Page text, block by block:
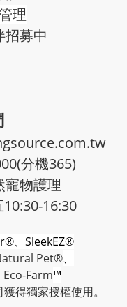
理
招募中
分機365)
護理
16:30
、SleekEZ®
Pet®、
Eco-Farm™
得獨家授權使用。